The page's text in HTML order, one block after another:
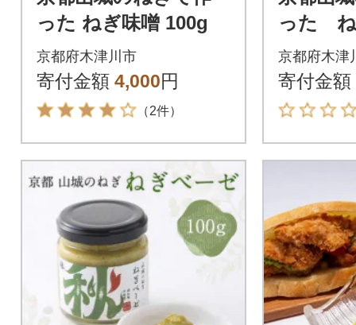
った ねぎ味噌 100g
京都府木津川市
寄付金額 4,000円
（2件）
った ね
0g
京都府木津
寄付金額